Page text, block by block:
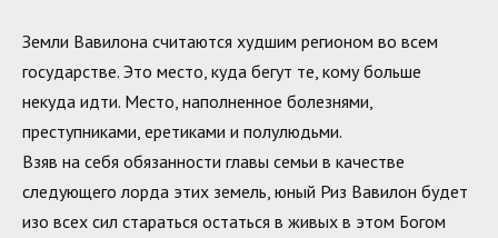
Земли Вавилона считаются худшим регионом во всем
государстве. Это место, куда бегут те, кому больше
некуда идти. Место, наполненное болезнями,
преступниками, еретиками и полулюдьми.
Взяв на себя обязанности главы семьи в качестве
следующего лорда этих земель, юный Риз Вавилон будет
изо всех сил стараться остаться в живых в этом Богом